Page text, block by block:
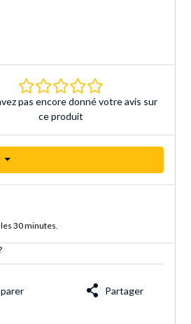
0.0 Étoiles Basé sur
pas encore donné votre avis sur
ce produit
30 minutes.
Partager